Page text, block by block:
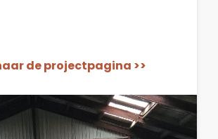
de projectpagina >>